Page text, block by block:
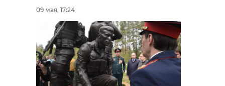
09 мая, 17:24
09 мая, 17:11